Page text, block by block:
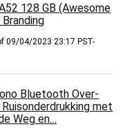
128 GB (Awesome
09/04/2023 23:17 PST-
Bluetooth Over-
met
Weg en…